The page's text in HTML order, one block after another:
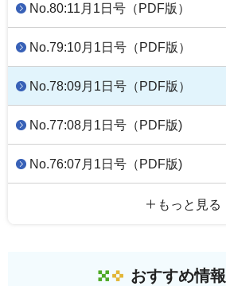
No.80:11月1日号（PDF版）
No.79:10月1日号（PDF版）
No.78:09月1日号（PDF版）
No.77:08月1日号（PDF版)
No.76:07月1日号（PDF版)
もっと見る
おすすめ情報